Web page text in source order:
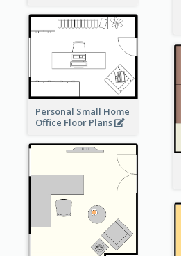
Personal Small Home
Office Floor Plans